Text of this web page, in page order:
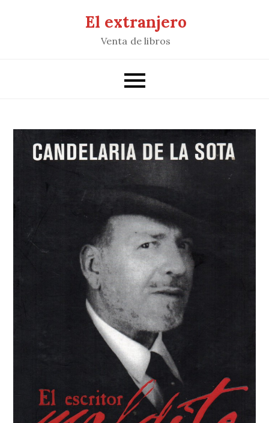
El extranjero
Venta de libros